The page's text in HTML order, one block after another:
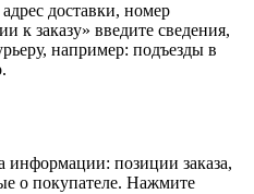
доставки, номер
к заказу» введите сведения,
например: подъезды в
информации: позиции заказа,
о покупателе. Нажмите